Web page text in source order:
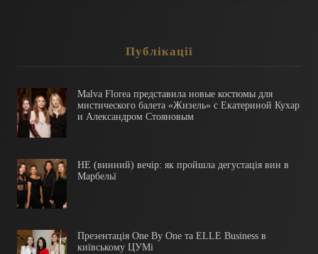
Публікації
Malva Florea представила новые костюмы для
мистического балета «Жизель» с Екатериной Кухар
и Александром Стояновым
НЕ (винний) вечір: як пройшла дегустація вин в
Марбельї
Презентація One By One та ELLE Business в
київському ЦУМі